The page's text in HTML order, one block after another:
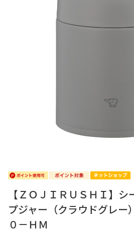
【ＺＯＪＩＲＵＳＨＩ】
プジャー（クラウドグレ
０－ＨＭ